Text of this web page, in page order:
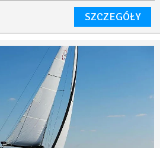
SZCZEGÓŁY